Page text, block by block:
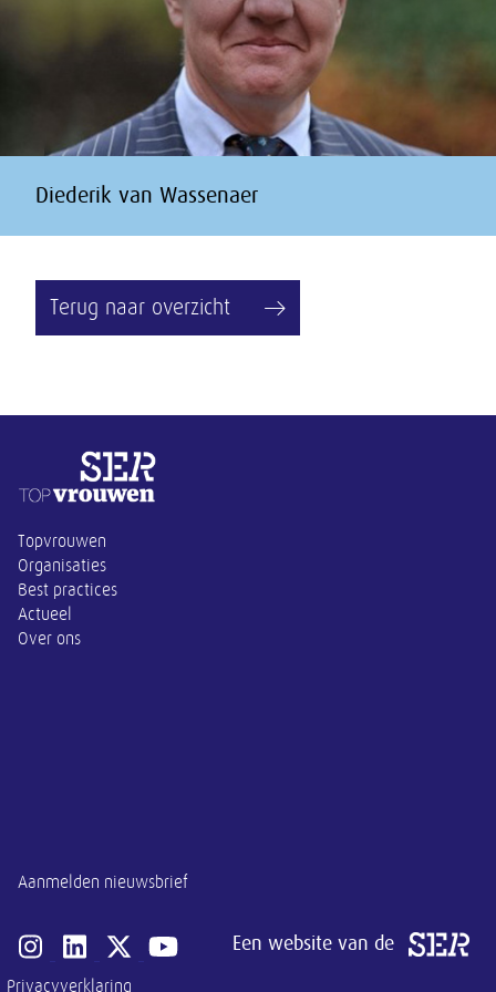
Diederik van Wassenaer
Terug naar overzicht
Overige informatie
Aanmelden nieuwsbrief
Topvrouwen
Organisaties
Best practices
Actueel
Over ons
Een website van de
Open instagram van SER
Open linkedin van SER
Open x-twitter van SER
Open youtube van SER
Privacyverklaring